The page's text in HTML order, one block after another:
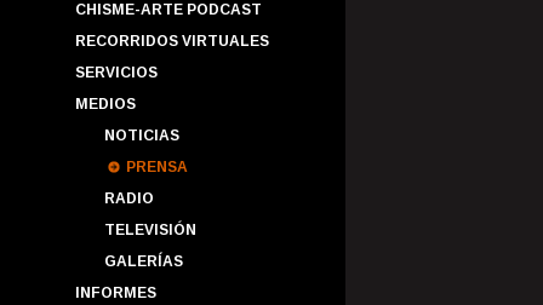
CHISME-ARTE PODCAST
RECORRIDOS VIRTUALES
SERVICIOS
MEDIOS
NOTICIAS
PRENSA
RADIO
TELEVISIÓN
GALERÍAS
INFORMES